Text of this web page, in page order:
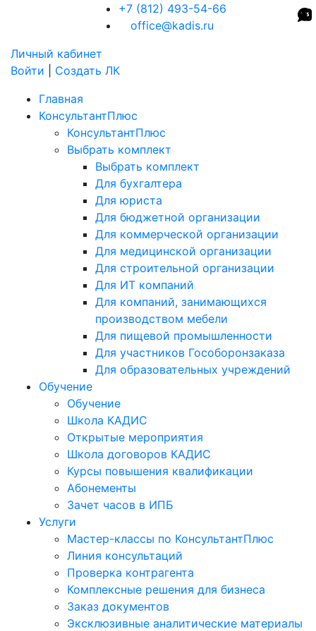
+7 (812) 493-54-66
office@kadis.ru
Личный кабинет
Войти
Создать ЛК
Главная
КонсультантПлюс
КонсультантПлюс
Выбрать комплект
Выбрать комплект
Для бухгалтера
Для юриста
Для бюджетной организации
Для коммерческой организации
Для медицинской организации
Для строительной организации
Для ИТ компаний
Для компаний, занимающихся
производством мебели
Для пищевой промышленности
Для участников Гособоронзаказа
Для образовательных учреждений
Обучение
Обучение
Школа КАДИС
Открытые мероприятия
Школа договоров КАДИС
Курсы повышения квалификации
Абонементы
Зачет часов в ИПБ
Услуги
Мастер-классы по КонсультантПлюс
Линия консультаций
Проверка контрагента
Комплексные решения для бизнеса
Заказ документов
Эксклюзивные аналитические материалы